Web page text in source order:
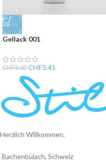
-44%
Gellack 001
CHF9.60 CHF5.41
Herzlich Willkommen.
Bachenbülach, Schweiz